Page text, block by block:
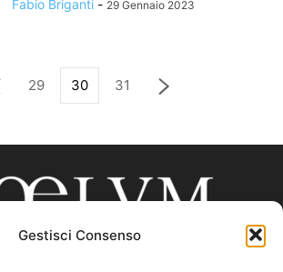
Gestisci Consenso
Fabio Briganti - 29 Gennaio 2023
29 30 31